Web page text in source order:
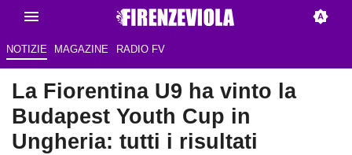
NOTIZIE MAGAZINE RADIO FV
La Fiorentina U9 ha vinto la
Budapest Youth Cup in
Ungheria: tutti i risultati